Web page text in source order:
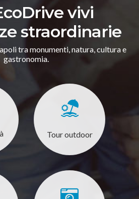
vivi
straordinarie
tra monumenti, natura, cultura e
gastronomia.
Tour outdoor